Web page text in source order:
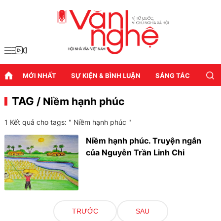
MỚI NHẤT SỰ KIỆN & BÌNH LUẬN SÁNG TÁC
TAG / Niềm hạnh phúc
1 Kết quả cho tags: " Niềm hạnh phúc "
Niềm hạnh phúc. Truyện ngắn
của Nguyễn Trần Linh Chi
TRƯỚC SAU